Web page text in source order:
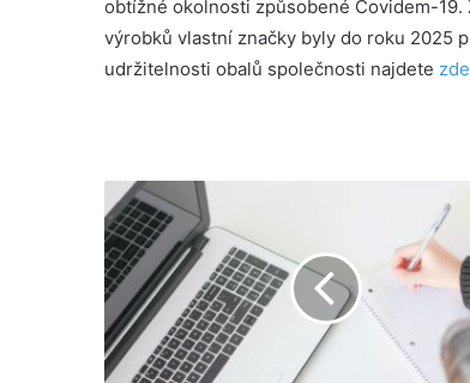
obtížné okolnosti způsobené Covidem-
výrobků vlastní značky byly do roku 2025
udržitelnosti obalů společnosti najdete